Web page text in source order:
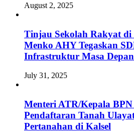
August 2, 2025
Tinjau Sekolah Rakyat
Menko AHY Tegaskan
Infrastruktur Masa
July 31, 2025
Menteri ATR/Kepala BPN
Pendaftaran Tanah
Pertanahan di Kalsel